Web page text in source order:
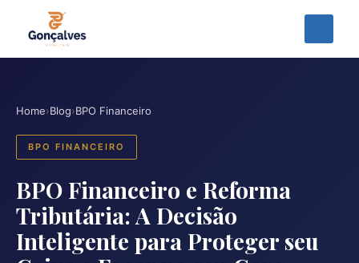
Home›Blog›BPO Financeiro
BPO FINANCEIRO
BPO Financeiro e Reforma
Tributária: A Decisão
Inteligente para Proteger seu